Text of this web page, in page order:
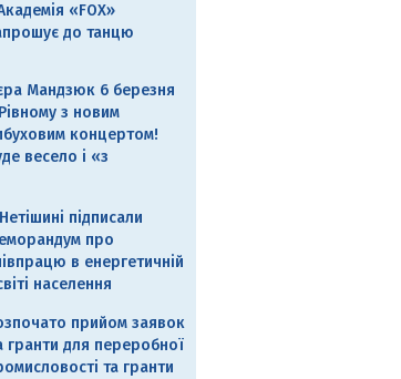
«FOX»
до танцю
Мандзюк 6 березня
з новим
концертом!
весело і «з
підписали
про
в енергетичній
населення
прийом заявок
гранти для переробної
та гранти